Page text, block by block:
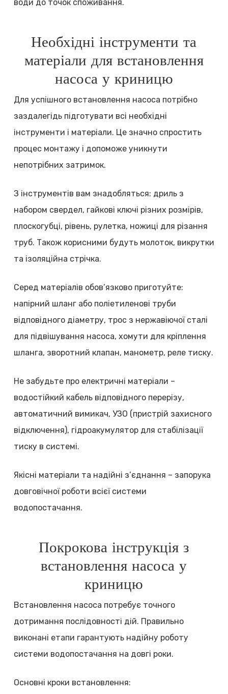
води до точок споживання.
Необхідні інструменти та
матеріали для встановлення
насоса у криницю
Для успішного встановлення насоса потрібно
заздалегідь підготувати всі необхідні
інструменти і матеріали. Це значно спростить
процес монтажу і допоможе уникнути
непотрібних затримок.
З інструментів вам знадобляться: дриль з
набором свердел, гайкові ключі різних розмірів,
плоскогубці, рівень, рулетка, ножиці для різання
труб. Також корисними будуть молоток, викрутки
та ізоляційна стрічка.
Серед матеріалів обов’язково приготуйте:
напірний шланг або поліетиленові труби
відповідного діаметру, трос з нержавіючої сталі
для підвішування насоса, хомути для кріплення
шланга, зворотний клапан, манометр, реле тиску.
Не забудьте про електричні матеріали –
водостійкий кабель відповідного перерізу,
автоматичний вимикач, УЗО (пристрій захисного
відключення), гідроакумулятор для стабілізації
тиску в системі.
Якісні матеріали та надійні з’єднання – запорука
довговічної роботи всієї системи
водопостачання.
Покрокова інструкція з
встановлення насоса у
криницю
Встановлення насоса потребує точного
дотримання послідовності дій. Правильно
виконані етапи гарантують надійну роботу
системи водопостачання на довгі роки.
Основні кроки встановлення: